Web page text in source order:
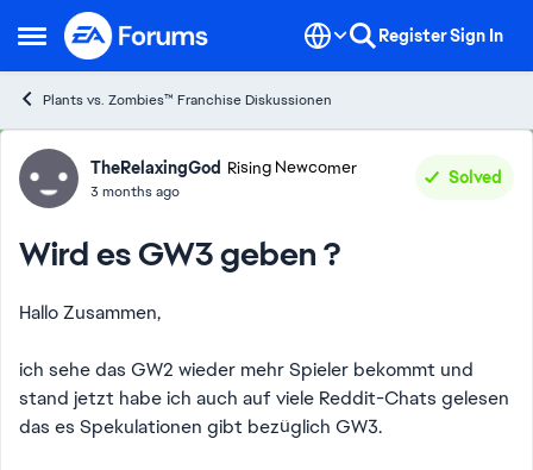
Open Side Menu
Skip to content RegisterSign In
Plants vs. Zombies™ Franchise Diskussionen
Forum Discussion
TheRelaxingGod Rising Newcomer
3 months ago
Solved
Wird es GW3 geben ?
Hallo Zusammen,
ich sehe das GW2 wieder mehr Spieler bekommt und
stand jetzt habe ich auch auf viele Reddit-Chats gelesen
das es Spekulationen gibt bezüglich GW3.